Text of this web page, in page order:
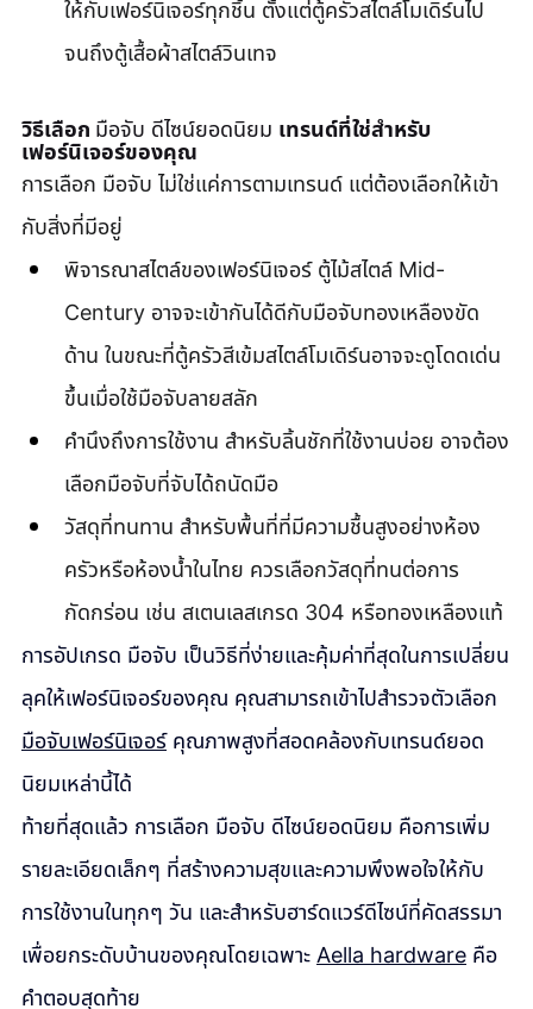
ให้กับเฟอร์นิเจอร์ทุกชิ้น ตั้งแต่ตู้ครัวสไตล์โมเดิร์นไป
จนถึงตู้เสื้อผ้าสไตล์วินเทจ
วิธีเลือก มือจับ ดีไซน์ยอดนิยม เทรนด์ที่ใช่สำหรับ
เฟอร์นิเจอร์ของคุณ
การเลือก มือจับ ไม่ใช่แค่การตามเทรนด์ แต่ต้องเลือกให้เข้า
กับสิ่งที่มีอยู่
พิจารณาสไตล์ของเฟอร์นิเจอร์ ตู้ไม้สไตล์ Mid-
Century อาจจะเข้ากันได้ดีกับมือจับทองเหลืองขัด
ด้าน ในขณะที่ตู้ครัวสีเข้มสไตล์โมเดิร์นอาจจะดูโดดเด่น
ขึ้นเมื่อใช้มือจับลายสลัก
คำนึงถึงการใช้งาน สำหรับลิ้นชักที่ใช้งานบ่อย อาจต้อง
เลือกมือจับที่จับได้ถนัดมือ
วัสดุที่ทนทาน สำหรับพื้นที่ที่มีความชื้นสูงอย่างห้อง
ครัวหรือห้องน้ำในไทย ควรเลือกวัสดุที่ทนต่อการ
กัดกร่อน เช่น สเตนเลสเกรด 304 หรือทองเหลืองแท้
การอัปเกรด มือจับ เป็นวิธีที่ง่ายและคุ้มค่าที่สุดในการเปลี่ยน
ลุคให้เฟอร์นิเจอร์ของคุณ คุณสามารถเข้าไปสำรวจตัวเลือก
มือจับเฟอร์นิเจอร์ คุณภาพสูงที่สอดคล้องกับเทรนด์ยอด
นิยมเหล่านี้ได้
ท้ายที่สุดแล้ว การเลือก มือจับ ดีไซน์ยอดนิยม คือการเพิ่ม
รายละเอียดเล็กๆ ที่สร้างความสุขและความพึงพอใจให้กับ
การใช้งานในทุกๆ วัน และสำหรับฮาร์ดแวร์ดีไซน์ที่คัดสรรมา
เพื่อยกระดับบ้านของคุณโดยเฉพาะ Aella hardware คือ
คำตอบสุดท้าย